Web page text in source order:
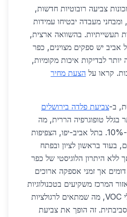
צביעה רובוטיות חדשות,
מעבדה יבטיחו עמידות
תעשייתיות. בהשוואה ארצית,
אביב יש ספקים מצוינים, כפר
לבדיקות איכות מקומיות,
קראו על הצעת מחיר
ב-צביעת פלדה בירושלים
בגלל טופוגרפיה הררית, מה
שמעלה עלויות הובלה ב-10%. בתל אביב-יפו, הצפיפות
בעוד בראשון לציון ובפתח
ללא היתרון הלוגיסטי של כפר
אך זמני אספקה ארוכים
המרכז משקיעים בטכנולוגיות
ירוקות, כמו צבעים נטולי VOC, מה שמתאים לרגולציות
סביבתית. זה הופך את צביעת